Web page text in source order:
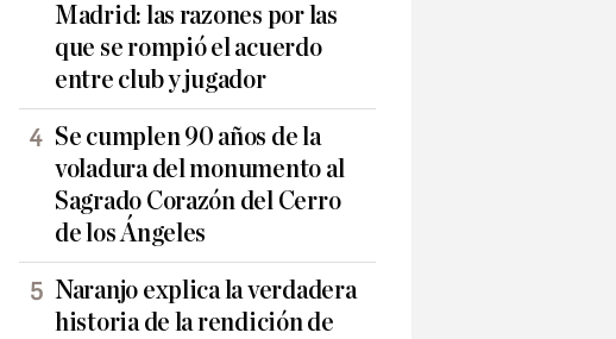
Madrid: las razones por las
que se rompió el acuerdo
entre club y jugador
Se cumplen 90 años de la
voladura del monumento al
Sagrado Corazón del Cerro
de los Ángeles
Naranjo explica la verdadera
historia de la rendición de